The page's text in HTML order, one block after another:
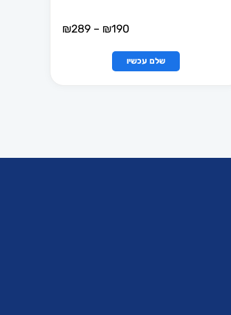
₪190
–
₪289
שלם עכשיו
האפשרויות